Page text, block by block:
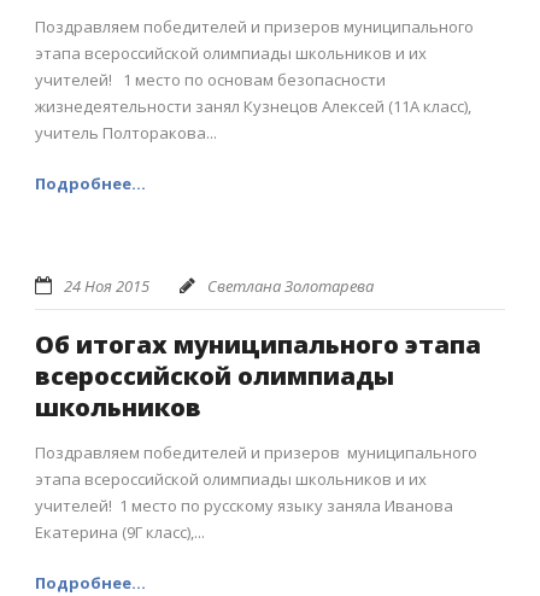
Поздравляем победителей и призеров муниципального
этапа всероссийской олимпиады школьников и их
учителей! 1 место по основам безопасности
жизнедеятельности занял Кузнецов Алексей (11А класс),
учитель Полторакова...
Подробнее...
24 Ноя 2015 Светлана Золотарева
Об итогах муниципального этапа
всероссийской олимпиады
школьников
Поздравляем победителей и призеров муниципального
этапа всероссийской олимпиады школьников и их
учителей! 1 место по русскому языку заняла Иванова
Екатерина (9Г класс),...
Подробнее...